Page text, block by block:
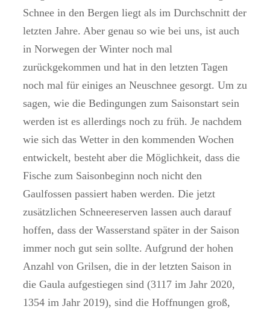
Schnee in den Bergen liegt als im Durchschnitt der
letzten Jahre. Aber genau so wie bei uns, ist auch
in Norwegen der Winter noch mal
zurückgekommen und hat in den letzten Tagen
noch mal für einiges an Neuschnee gesorgt. Um zu
sagen, wie die Bedingungen zum Saisonstart sein
werden ist es allerdings noch zu früh. Je nachdem
wie sich das Wetter in den kommenden Wochen
entwickelt, besteht aber die Möglichkeit, dass die
Fische zum Saisonbeginn noch nicht den
Gaulfossen passiert haben werden. Die jetzt
zusätzlichen Schneereserven lassen auch darauf
hoffen, dass der Wasserstand später in der Saison
immer noch gut sein sollte. Aufgrund der hohen
Anzahl von Grilsen, die in der letzten Saison in
die Gaula aufgestiegen sind (3117 im Jahr 2020,
1354 im Jahr 2019), sind die Hoffnungen groß,